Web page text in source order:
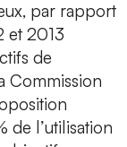
par rapport
et 2013
de
Commission
de l’utilisation